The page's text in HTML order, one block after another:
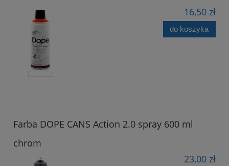
16,50 zł
do koszyka
Farba DOPE CANS Action 2.0 spray 600 ml
chrom
23,00 zł